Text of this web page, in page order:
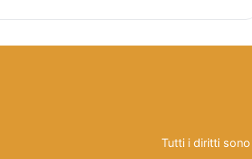
Tutti i diritti